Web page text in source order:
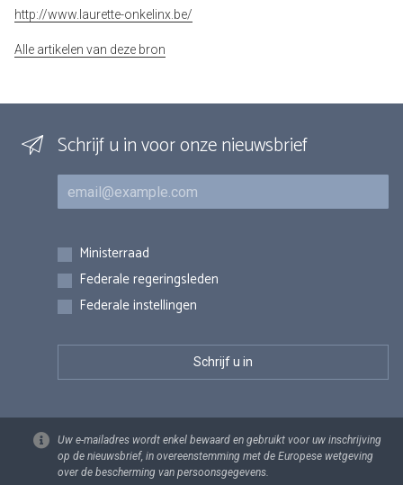
http://www.laurette-onkelinx.be/
Alle artikelen van deze bron
Schrijf u in voor onze nieuwsbrief
E-mail
Inschrijvingen
Ministerraad
Federale regeringsleden
Federale instellingen
Uw e-mailadres wordt enkel bewaard en gebruikt voor uw inschrijving
op de nieuwsbrief, in overeenstemming met de Europese wetgeving
over de bescherming van persoonsgegevens.